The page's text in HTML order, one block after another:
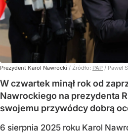
Prezydent Karol Nawrocki / Źródło: PAP / Paweł
W czwartek minął rok od
Nawrockiego na prezydenta
swojemu przywódcy dobrą
6 sierpnia 2025 roku Karol